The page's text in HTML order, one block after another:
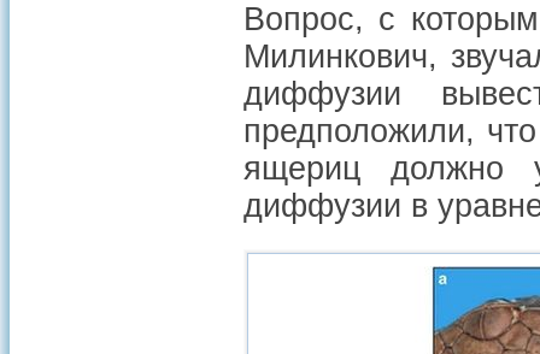
Вопрос, с
Милинкович,
диффузии
предположили,
ящериц должно
диффузии в